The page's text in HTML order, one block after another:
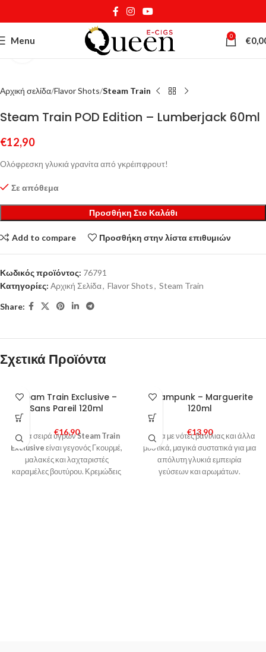
Menu 0 €
Κάντε κλικ για μεγέθυνση
Αρχική σελίδα Flavor Shots Steam Train
Steam Train POD Edition – Lumberjack 60ml
€12,90
Ολόφρεσκη γλυκιά γρανίτα από γκρέιπφρουτ!
Σε απόθεμα
Προσθήκη Στο Καλάθι
Add to compare Προσθήκη στην λίστα επιθυμιών
Κωδικός προϊόντος: 76791
Κατηγορίες: Αρχική Σελίδα, Flavor Shots, Steam Train
Share:
Σχετικά Προϊόντα
Steam Train Exclusive –
Sans Pareil 120ml
€16,90
Η νέα σειρά υγρώνSteam Train
Exclusive είναι γεγονός Γκουρμέ,
μαλακές και λαχταριστές
καραμέλες βουτύρου. Κρεμώδεις
Steampunk – Marguerite
120ml
€13,90
Κρέμα με νότες βανίλιας και άλλα
μυστικά, μαγικά συστατικά για μια
απόλυτη γλυκιά εμπειρία
γεύσεων και αρωμάτων.